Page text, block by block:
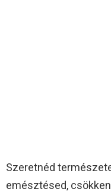
Szeretnéd
emésztésed,